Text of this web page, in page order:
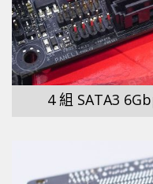
4 組 SATA3